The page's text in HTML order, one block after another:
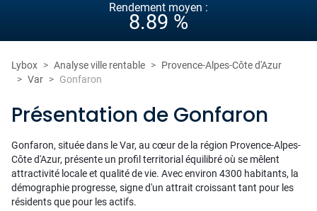
Rendement moyen :
8.89 %
Lybox Analyse ville rentable
Provence-Alpes-Côte d'Azur
Var
Gonfaron
Présentation de Gonfaron
Gonfaron, située dans le Var, au cœur de la région Provence-Alpes-
Côte d'Azur, présente un profil territorial équilibré où se mêlent
attractivité locale et qualité de vie. Avec environ 4300 habitants, la
démographie progresse, signe d'un attrait croissant tant pour les
résidents que pour les actifs.